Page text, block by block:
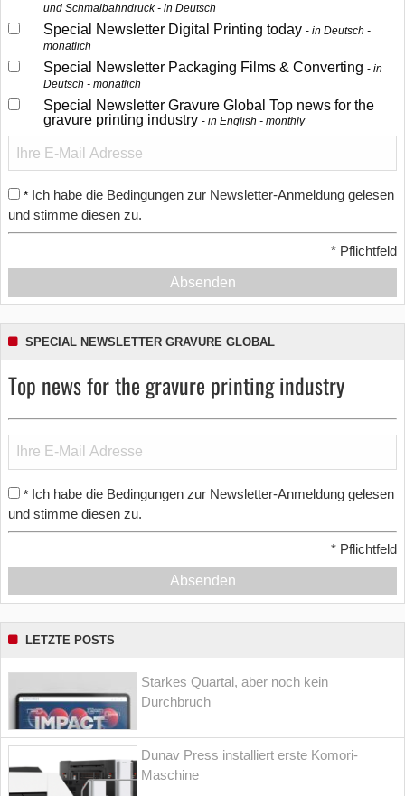
und Schmalbahndruck - in Deutsch
Special Newsletter Digital Printing today
in Deutsch -
monatlich
Special Newsletter Packaging Films & Converting
in
Deutsch - monatlich
Special Newsletter Gravure Global Top news for the
gravure printing industry
in English - monthly
* Ich habe die Bedingungen zur Newsletter-Anmeldung gelesen
und stimme diesen zu.
* Pflichtfeld
Absenden
SPECIAL NEWSLETTER GRAVURE GLOBAL
Top news for the gravure printing industry
* Ich habe die Bedingungen zur Newsletter-Anmeldung gelesen
und stimme diesen zu.
* Pflichtfeld
Absenden
LETZTE POSTS
Starkes Quartal, aber noch kein
Durchbruch
Dunav Press installiert erste Komori-
Maschine